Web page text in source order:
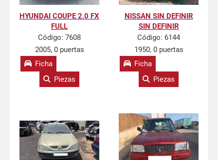
HYUNDAI COUPE 2.0 FX
FULL
Código: 7608
2005, 0 puertas
Ficha
Piezas
NISSAN SIN DEFINIR
SIN DEFINIR
Código: 6144
1950, 0 puertas
Ficha
Piezas